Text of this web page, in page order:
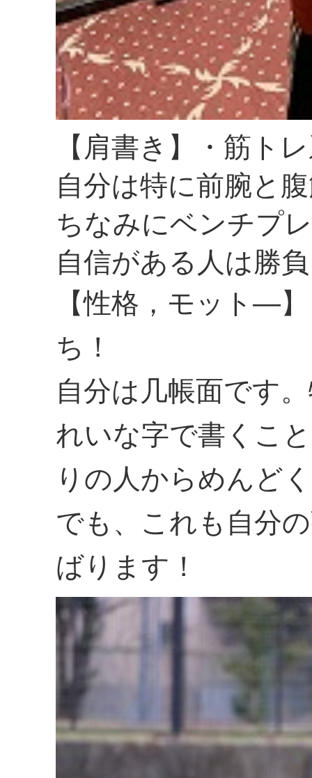
【肩書き】・筋ト
自分は特に前腕と
ちなみにベンチプ
自信がある人は勝
【性格，モット―
ち！
自分は几帳面です
れいな字で書くこ
りの人からめんど
でも、これも自分
ばります！